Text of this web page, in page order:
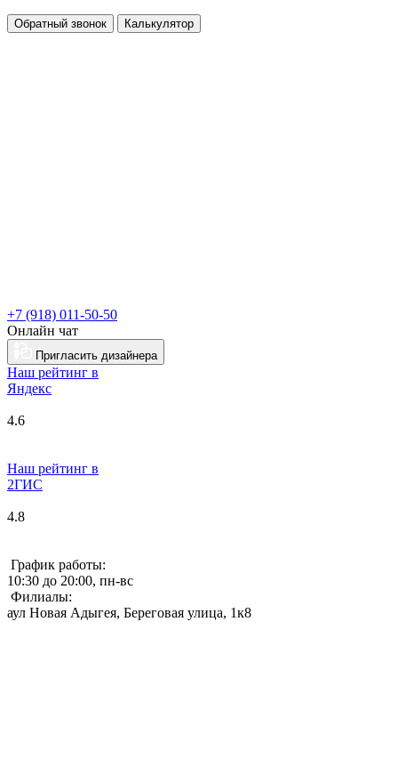
Обратный звонок Калькулятор
+7 (918) 011-50-50
Онлайн чат
Пригласить дизайнера
Наш рейтинг в
Яндекс
4.6
Наш рейтинг в
2ГИС
4.8
График работы:
10:30 до 20:00, пн-вс
Филиалы:
аул Новая Адыгея, Береговая улица, 1к8